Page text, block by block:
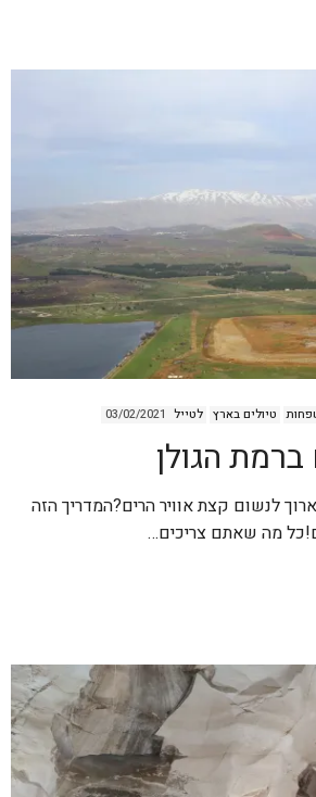
טיולים בארץ לטייל 03/02/2021
הגולן
לנשום קצת אוויר הרים?המדריך הזה
מה שאתם צריכים…